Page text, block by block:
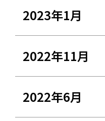
2023年1月
2022年11月
2022年6月